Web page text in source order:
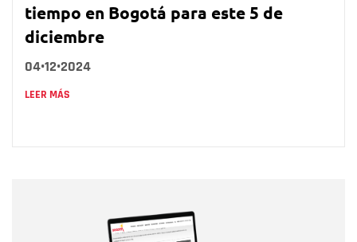
tiempo en Bogotá para este 5 de
diciembre
04•12•2024
LEER MÁS